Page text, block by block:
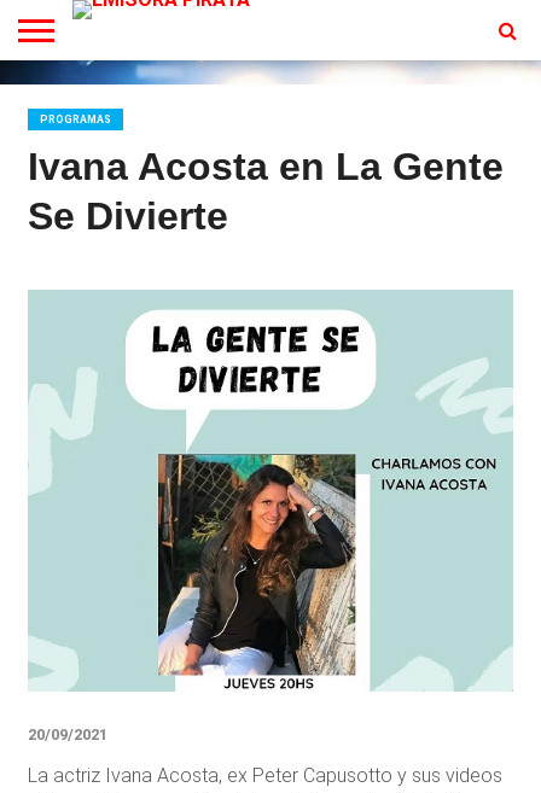
TV
EN
VIVO
CONTACTO
PROGRAMAS
Ivana Acosta en La Gente
Se Divierte
20/09/2021
La actriz Ivana Acosta, ex Peter Capusotto y sus videos